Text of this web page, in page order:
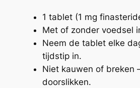
1 tablet (1 mg
Met of zonder voedsel
Neem de tablet elke
tijdstip in.
Niet kauwen of breken
doorslikken.